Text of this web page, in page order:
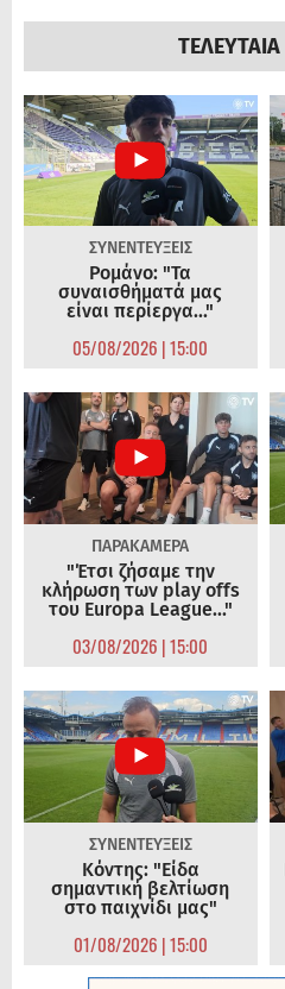
ΣΥΝΕΝΤΕΥΞΕΙΣ
Ρομάνο: "Τα
συναισθήματά μας
είναι περίεργα..."
05/08/2026 | 15:00
ΠΑΡΑΚΑΜΕΡΑ
"Έτσι ζήσαμε την
κλήρωση των play offs
του Europa League..."
03/08/2026 | 15:00
ΣΥΝΕΝΤΕΥΞΕΙΣ
Κόντης: "Είδα
σημαντική βελτίωση
στο παιχνίδι μας"
01/08/2026 | 15:00